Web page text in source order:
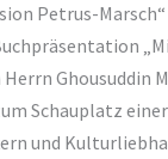
Petrus-
Ghousuddin
Schauplatz
und